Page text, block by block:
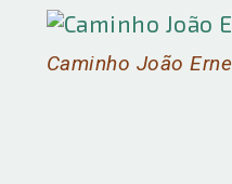
Caminho João